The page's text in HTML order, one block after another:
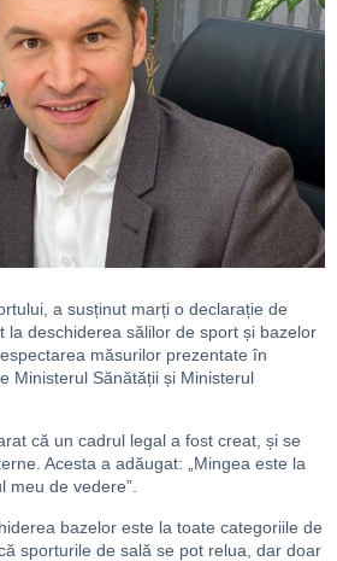
a susținut marți o declarație de
la deschiderea sălilor de sport și bazelor
măsurilor prezentate în
Ministerul Sănătății și Ministerul
că un cadrul legal a fost creat, și se
Acesta a adăugat: „Mingea este la
meu de vedere”.
bazelor este la toate categoriile de
sporturile de sală se pot relua, dar doar